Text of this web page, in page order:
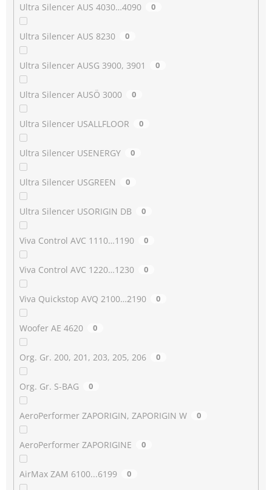
Ultra Silencer AUS 4030…4090 0
Ultra Silencer AUS 8230 0
Ultra Silencer AUSG 3900, 3901 0
Ultra Silencer AUSÖ 3000 0
Ultra Silencer USALLFLOOR 0
Ultra Silencer USENERGY 0
Ultra Silencer USGREEN 0
Ultra Silencer USORIGIN DB 0
Viva Control AVC 1110…1190 0
Viva Control AVC 1220…1230 0
Viva Quickstop AVQ 2100…2190 0
Woofer AE 4620 0
Org. Gr. 200, 201, 203, 205, 206 0
Org. Gr. S-BAG 0
AeroPerformer ZAPORIGIN, ZAPORIGIN W 0
AeroPerformer ZAPORIGINE 0
AirMax ZAM 6100...6199 0